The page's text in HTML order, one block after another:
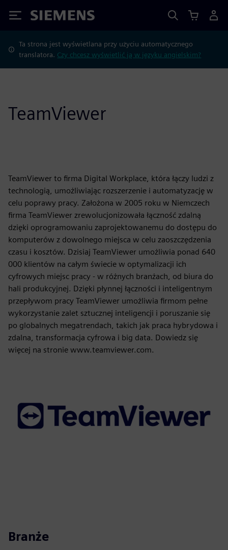
Siemens
Ta strona jest wyświetlana przy użyciu automatycznego
translatora. Czy chcesz wyświetlić ją w języku angielskim?
TeamViewer
TeamViewer to firma Digital Workplace, która łączy ludzi z
technologią, umożliwiając rozszerzenie i automatyzację w
celu poprawy pracy. Założona w 2005 roku w Niemczech
firma TeamViewer zrewolucjonizowała łączność zdalną
dzięki oprogramowaniu zaprojektowanemu do dostępu do
komputerów z dowolnego miejsca w celu zaoszczędzenia
czasu i kosztów. Dzisiaj TeamViewer umożliwia ponad 640
000 klientów na całym świecie w optymalizacji ich
cyfrowych miejsc pracy - w różnych branżach, od biura do
hali produkcyjnej. Dzięki płynnej łączności i inteligentnym
przepływom pracy TeamViewer umożliwia firmom pełne
wykorzystanie zalet sztucznej inteligencji i poruszanie się
po globalnych megatrendach, takich jak praca hybrydowa i
zdalna, transformacja cyfrowa i big data. Dowiedz się
więcej na stronie www.teamviewer.com.
Branże